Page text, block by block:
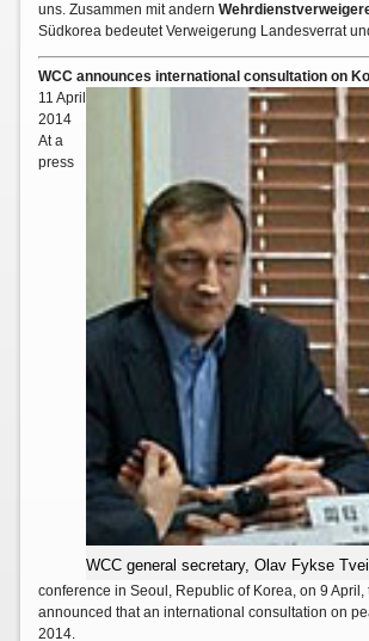
uns. Zusammen mit andern
Südkorea bedeutet Verweigerung Landesverrat
WCC announces international consultation on
WCC general secretary, Olav Fykse
11 April
2014
At a
press
conference in Seoul, Republic of Korea, on 9
announced that an international consultation on
2014.